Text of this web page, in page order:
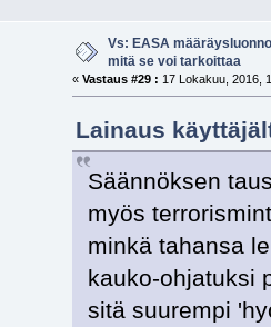
Vs: EASA
mitä se voi tarkoittaa
« Vastaus #29 : 17 Lokakuu, 2016,
Lainaus
Säännöksen
myös
minkä tahansa
kauko-ohjatuksi
sitä suurempi